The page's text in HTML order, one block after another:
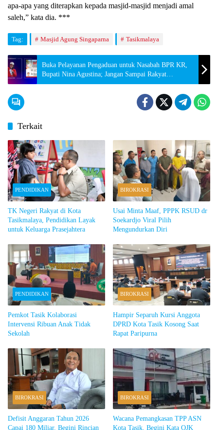
apa-apa yang diterapkan kepada masjid-masjid menjadi amal
saleh,” kata dia. ***
Tag: Masjid Agung Singaparna Tasikmalaya
Buka Pelayanan Pengaduan untuk Nasabah BPR KR,
Bupati Nina Agustina; Jangan Sampai Rakyat
Dirugikan
Terkait
PENDIDIKAN
TK Negeri Rakyat di Kota
Tasikmalaya, Pendidikan Layak
untuk Keluarga Prasejahtera
BIROKRASI
Usai Minta Maaf, PPPK RSUD dr
Soekardjo Viral Pilih
Mengundurkan Diri
PENDIDIKAN
Pemkot Tasik Kolaborasi
Intervensi Ribuan Anak Tidak
Sekolah
BIROKRASI
Hampir Separuh Kursi Anggota
DPRD Kota Tasik Kosong Saat
Rapat Paripurna
BIROKRASI
Defisit Anggaran Tahun 2026
Capai 180 Miliar, Begini Rincian
BIROKRASI
Wacana Pemangkasan TPP ASN
Kota Tasik, Begini Kata OJK